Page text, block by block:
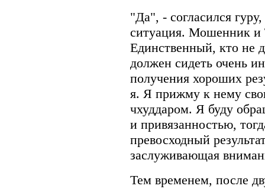
"Да", - согласился
ситуация. Мошенник и
Единственный, кто не
должен сидеть очень
получения хороших
я. Я прижму к нему
чхуддаром. Я буду
и привязанностью,
превосходный
заслуживающая
Тем временем, после